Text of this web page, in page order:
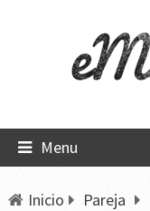
Menu
Inicio Pareja